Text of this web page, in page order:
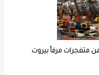
متفجرات مرفأ بيروت